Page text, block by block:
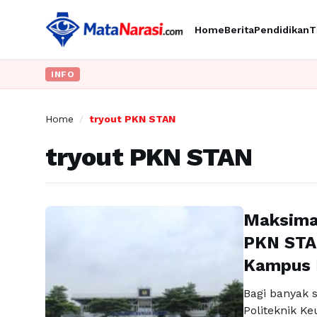
HomeBeritaPendidikan
INFO
Home / tryout PKN STAN
tryout PKN STAN
PKN
Kampus
Bagi banyak
Politeknik